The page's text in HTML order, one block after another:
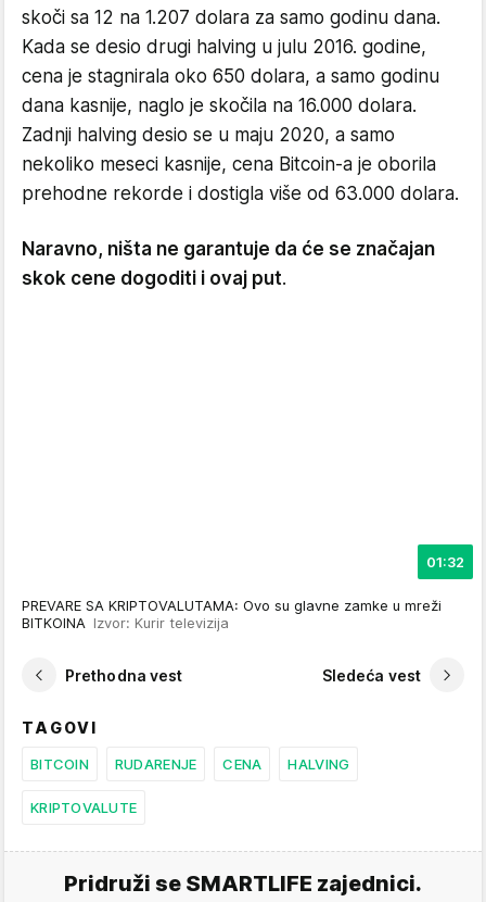
skoči sa 12 na 1.207 dolara za samo godinu dana.
Kada se desio drugi halving u julu 2016. godine,
cena je stagnirala oko 650 dolara, a samo godinu
dana kasnije, naglo je skočila na 16.000 dolara.
Zadnji halving desio se u maju 2020, a samo
nekoliko meseci kasnije, cena Bitcoin-a je oborila
prehodne rekorde i dostigla više od 63.000 dolara.
Naravno, ništa ne garantuje da će se značajan
skok cene dogoditi i ovaj put.
01:32
PREVARE SA KRIPTOVALUTAMA: Ovo su glavne zamke u mreži
BITKOINA Izvor: Kurir televizija
Prethodna vest Sledeća vest
TAGOVI
BITCOIN RUDARENJE CENA HALVING
KRIPTOVALUTE
Pridruži se SMARTLIFE zajednici.